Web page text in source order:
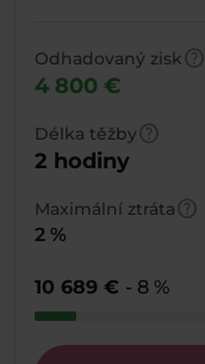
Odhadovaný ziskhelp
4 800 €
Délka těžbyhelp
2 hodiny
Maximální ztrátahelp
2 %
10 689 € - 8 %